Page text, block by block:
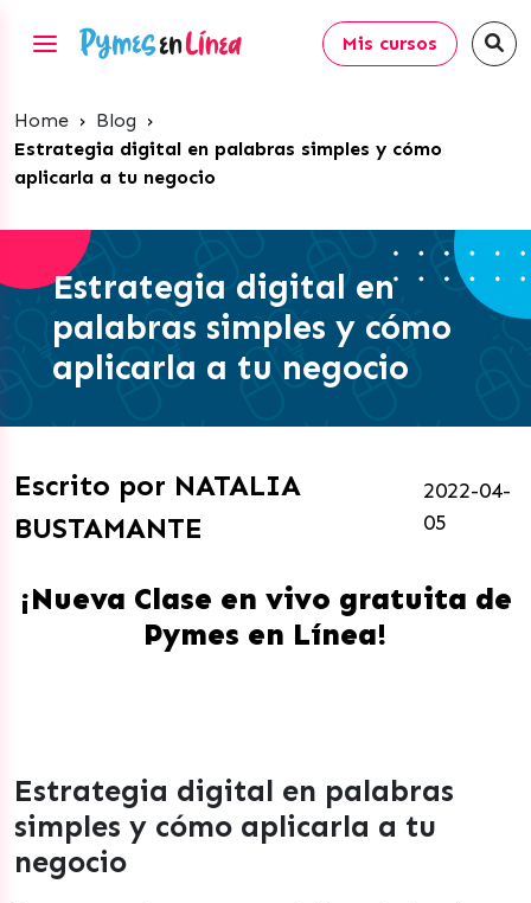
Mis cursos
Home › Blog ›
Estrategia digital en palabras simples y cómo
aplicarla a tu negocio
Estrategia digital en
palabras simples y cómo
aplicarla a tu negocio
Escrito por NATALIA
BUSTAMANTE
2022-04-
05
¡Nueva Clase en vivo gratuita de
Pymes en Línea!
Estrategia digital en palabras
simples y cómo aplicarla a tu
negocio